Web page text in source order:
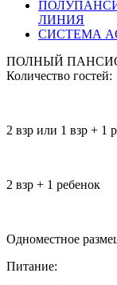
ЛИНИЯ
СИСТЕМА
ПОЛНЫЙ
Количество гостей:
2 взр или 1 взр + 1
2 взр + 1 ребенок
Одноместное
Питание: